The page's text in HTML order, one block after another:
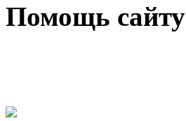
Помощь сайту